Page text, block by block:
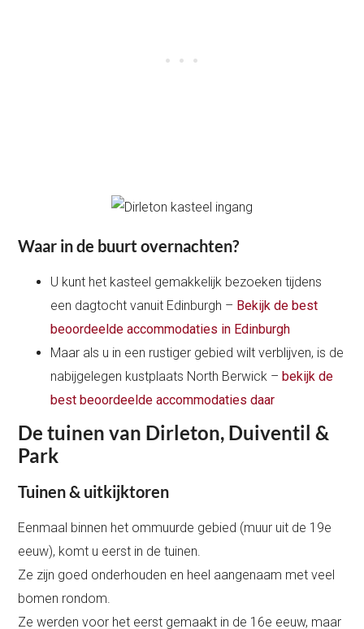
Waar in de buurt overnachten?
U kunt het kasteel gemakkelijk bezoeken tijdens
een dagtocht vanuit Edinburgh – Bekijk de best
beoordeelde accommodaties in Edinburgh
Maar als u in een rustiger gebied wilt verblijven, is de
nabijgelegen kustplaats North Berwick –bekijk de
best beoordeelde accommodaties daar
De tuinen van Dirleton, Duiventil &
Park
Tuinen & uitkijktoren
Eenmaal binnen het ommuurde gebied (muur uit de 19e
eeuw), komt u eerst in de tuinen.
Ze zijn goed onderhouden en heel aangenaam met veel
bomen rondom.
Ze werden voor het eerst gemaakt in de 16e eeuw, maar